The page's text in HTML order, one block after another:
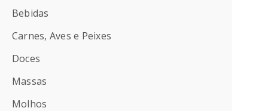
Bebidas
Carnes, Aves e Peixes
Doces
Massas
Molhos